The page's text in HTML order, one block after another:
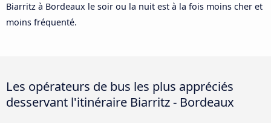
Biarritz à Bordeaux le soir ou la nuit est à la fois moins cher et
moins fréquenté.
Les opérateurs de bus les plus appréciés
desservant l'itinéraire Biarritz - Bordeaux